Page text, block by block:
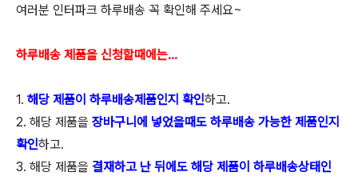
여러분 인터파크 하루배송 꼭 확인해 주세요~
하루배송 제품을 신청할때에는...
1. 해당 제품이 하루배송제품인지 확인하고.
2. 해당 제품을 장바구니에 넣었을때도 하루배송 가능한 제품인지
확인하고.
3. 해당 제품을 결재하고 난 뒤에도 해당 제품이 하루배송상태인